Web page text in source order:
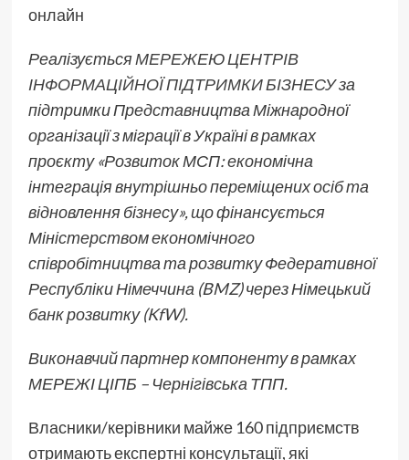
онлайн
РеалізуєтьсяМЕРЕЖЕЮ ЦЕНТРІВ
ІНФОРМАЦІЙНОЇ ПІДТРИМКИ БІЗНЕСУза
підтримки Представництва Міжнародної
організації з міграції в Україні в рамках
проєкту «Розвиток МСП: економічна
інтеграція внутрішньо переміщених осіб та
відновлення бізнесу», що фінансується
Міністерством економічного
співробітництва та розвитку Федеративної
Республіки Німеччина (BMZ) через Німецький
банк розвитку (KfW).
Виконавчий партнер компоненту в рамках
МЕРЕЖІ ЦІПБ – Чернігівська ТПП.
Власники/керівники майже 160 підприємств
отримають експертні консультації, які